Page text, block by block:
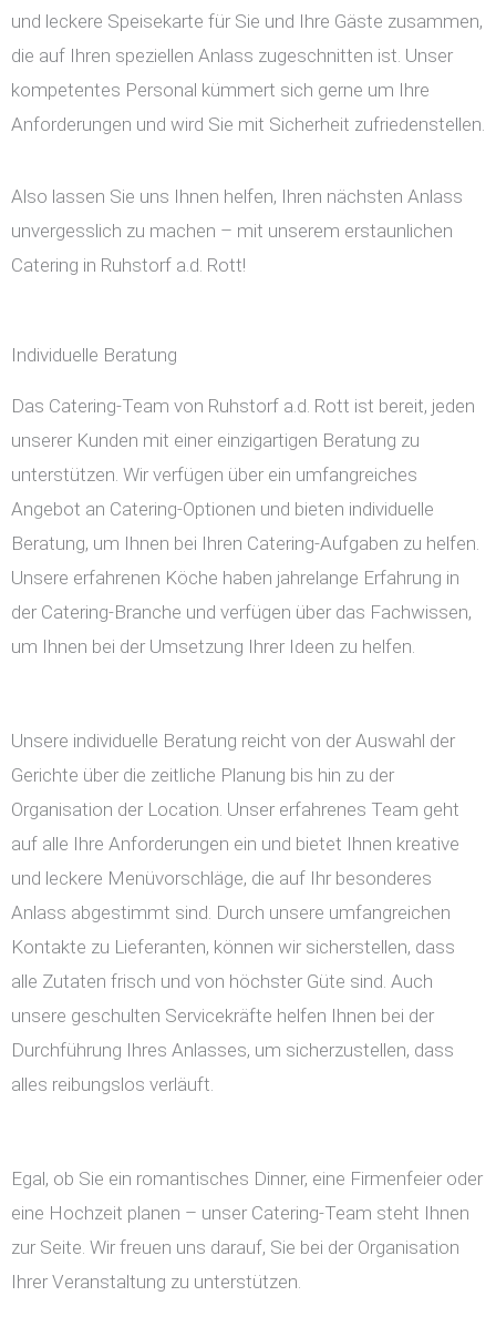
und leckere Speisekarte für Sie und Ihre Gäste zusammen,
die auf Ihren speziellen Anlass zugeschnitten ist. Unser
kompetentes Personal kümmert sich gerne um Ihre
Anforderungen und wird Sie mit Sicherheit zufriedenstellen.
Also lassen Sie uns Ihnen helfen, Ihren nächsten Anlass
unvergesslich zu machen – mit unserem erstaunlichen
Catering in Ruhstorf a.d. Rott!
Individuelle Beratung
Das Catering-Team von Ruhstorf a.d. Rott ist bereit, jeden
unserer Kunden mit einer einzigartigen Beratung zu
unterstützen. Wir verfügen über ein umfangreiches
Angebot an Catering-Optionen und bieten individuelle
Beratung, um Ihnen bei Ihren Catering-Aufgaben zu helfen.
Unsere erfahrenen Köche haben jahrelange Erfahrung in
der Catering-Branche und verfügen über das Fachwissen,
um Ihnen bei der Umsetzung Ihrer Ideen zu helfen.
Unsere individuelle Beratung reicht von der Auswahl der
Gerichte über die zeitliche Planung bis hin zu der
Organisation der Location. Unser erfahrenes Team geht
auf alle Ihre Anforderungen ein und bietet Ihnen kreative
und leckere Menüvorschläge, die auf Ihr besonderes
Anlass abgestimmt sind. Durch unsere umfangreichen
Kontakte zu Lieferanten, können wir sicherstellen, dass
alle Zutaten frisch und von höchster Güte sind. Auch
unsere geschulten Servicekräfte helfen Ihnen bei der
Durchführung Ihres Anlasses, um sicherzustellen, dass
alles reibungslos verläuft.
Egal, ob Sie ein romantisches Dinner, eine Firmenfeier oder
eine Hochzeit planen – unser Catering-Team steht Ihnen
zur Seite. Wir freuen uns darauf, Sie bei der Organisation
Ihrer Veranstaltung zu unterstützen.